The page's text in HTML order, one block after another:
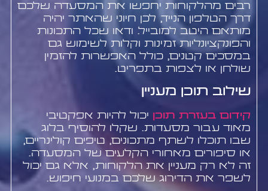
רבים מהלקוחות יחפשו את המסעדה שלכם
דרך הטלפון הנייד, לכן חיוני שהאתר יהיה
מותאם היטב למובייל. ודאו שכל התכונות
והפונקציונליות זמינות וקלות לשימוש גם
במסכים קטנים, כולל האפשרות להזמין
שולחן או לצפות בתפריט.
שילוב תוכן מעניין
קידום בעזרת תוכן יכול להיות אפקטיבי
מאוד עבור מסעדות. שקלו להוסיף בלוג
שבו תוכלו לשתף מתכונים, טיפים קולינריים,
או סיפורים מאחורי הקלעים של המסעדה.
זה לא רק מעניין את הלקוחות, אלא גם יכול
לשפר את הדירוג שלכם במנועי חיפוש.